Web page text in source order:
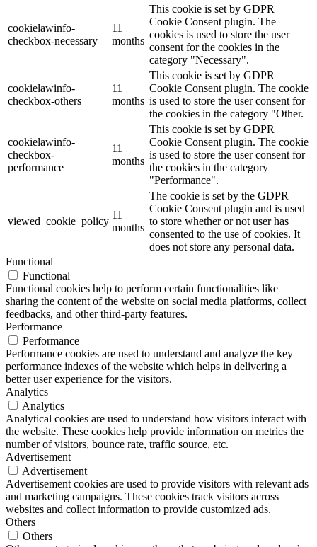
cookielawinfo-
checkbox-necessary
11
months
This cookie is set by GDPR
Cookie Consent plugin. The
cookies is used to store the user
consent for the cookies in the
category "Necessary".
cookielawinfo-
checkbox-others
11
months
This cookie is set by GDPR
Cookie Consent plugin. The cookie
is used to store the user consent for
the cookies in the category "Other.
cookielawinfo-
checkbox-
performance
11
months
This cookie is set by GDPR
Cookie Consent plugin. The cookie
is used to store the user consent for
the cookies in the category
"Performance".
viewed_cookie_policy
11
months
The cookie is set by the GDPR
Cookie Consent plugin and is used
to store whether or not user has
consented to the use of cookies. It
does not store any personal data.
Functional
Functional
Functional cookies help to perform certain functionalities like
sharing the content of the website on social media platforms, collect
feedbacks, and other third-party features.
Performance
Performance
Performance cookies are used to understand and analyze the key
performance indexes of the website which helps in delivering a
better user experience for the visitors.
Analytics
Analytics
Analytical cookies are used to understand how visitors interact with
the website. These cookies help provide information on metrics the
number of visitors, bounce rate, traffic source, etc.
Advertisement
Advertisement
Advertisement cookies are used to provide visitors with relevant ads
and marketing campaigns. These cookies track visitors across
websites and collect information to provide customized ads.
Others
Others